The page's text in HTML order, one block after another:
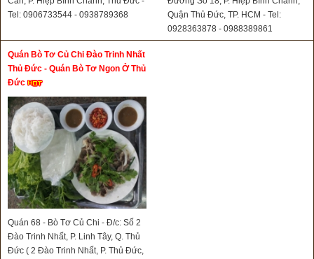
Tel: 0906733544 - 0938789368
Quận Thủ Đức, TP. HCM - Tel:
0928363878 - 0988389861
Quán Bò Tơ Củ Chi Đào Trinh Nhất
Thủ Đức - Quán Bò Tơ Ngon Ở Thủ
Đức
Quán 68 - Bò Tơ Củ Chi - Đ/c: Số 2
Đào Trinh Nhất, P. Linh Tây, Q. Thủ
Đức ( 2 Đào Trinh Nhất, P. Thủ Đức,